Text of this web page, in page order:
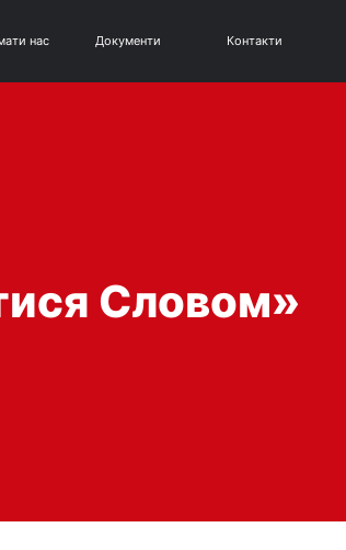
нас Документи Контакти
Словом»